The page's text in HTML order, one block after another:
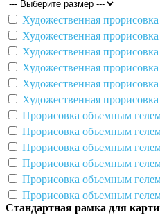
Художественная
Художественная
Художественная
Художественная
Художественная
Художественная
Прорисовка объемным
Прорисовка объемным
Прорисовка объемным
Прорисовка объемным
Прорисовка объемным
Прорисовка объемным
Стандартная рамка для